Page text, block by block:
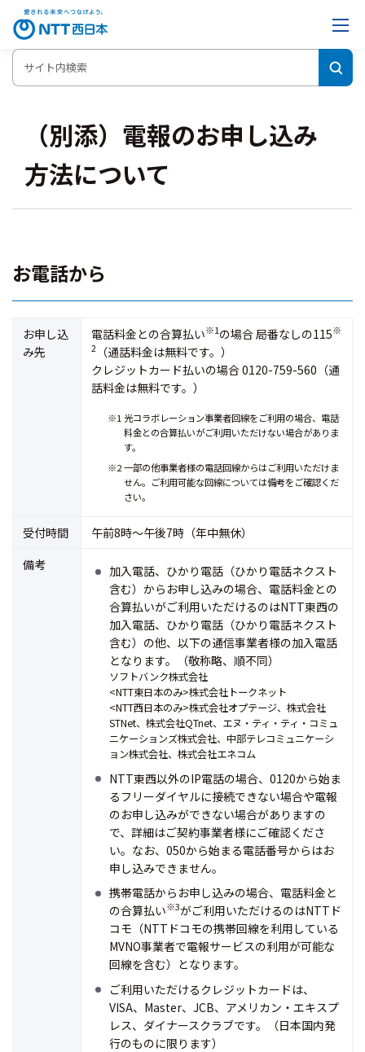
（別添）電報のお申し込み
方法について
お電話から
お申し込
み先
電話料金との合算払い※1の場合 局番なしの115※
2
（通話料金は無料です。）
クレジットカード払いの場合 0120-759-560（通
話料金は無料です。）
※1 光コラボレーション事業者回線をご利用の場合、電話
料金との合算払いがご利用いただけない場合がありま
す。
※2 一部の他事業者様の電話回線からはご利用いただけま
せん。ご利用可能な回線については備考をご確認くだ
さい。
受付時間
午前8時～午後7時（年中無休）
備考
加入電話、ひかり電話（ひかり電話ネクスト
含む）からお申し込みの場合、電話料金との
合算払いがご利用いただけるのはNTT東西の
加入電話、ひかり電話（ひかり電話ネクスト
含む）の他、以下の通信事業者様の加入電話
となります。（敬称略、順不同）
ソフトバンク株式会社
<NTT東日本のみ>株式会社トークネット
<NTT西日本のみ>株式会社オプテージ、株式会社
STNet、株式会社QTnet、エヌ・ティ・ティ・コミュ
ニケーションズ株式会社、中部テレコミュニケーシ
ョン株式会社、株式会社エネコム
NTT東西以外のIP電話の場合、0120から始ま
るフリーダイヤルに接続できない場合や電報
のお申し込みができない場合がありますの
で、詳細はご契約事業者様にご確認くださ
い。なお、050から始まる電話番号からはお
申し込みできません。
携帯電話からお申し込みの場合、電話料金と
の合算払い※3がご利用いただけるのはNTTド
コモ（NTTドコモの携帯回線を利用している
MVNO事業者で電報サービスの利用が可能な
回線を含む）となります。
ご利用いただけるクレジットカードは、
VISA、Master、JCB、アメリカン・エキスプ
レス、ダイナースクラブです。（日本国内発
行のものに限ります）